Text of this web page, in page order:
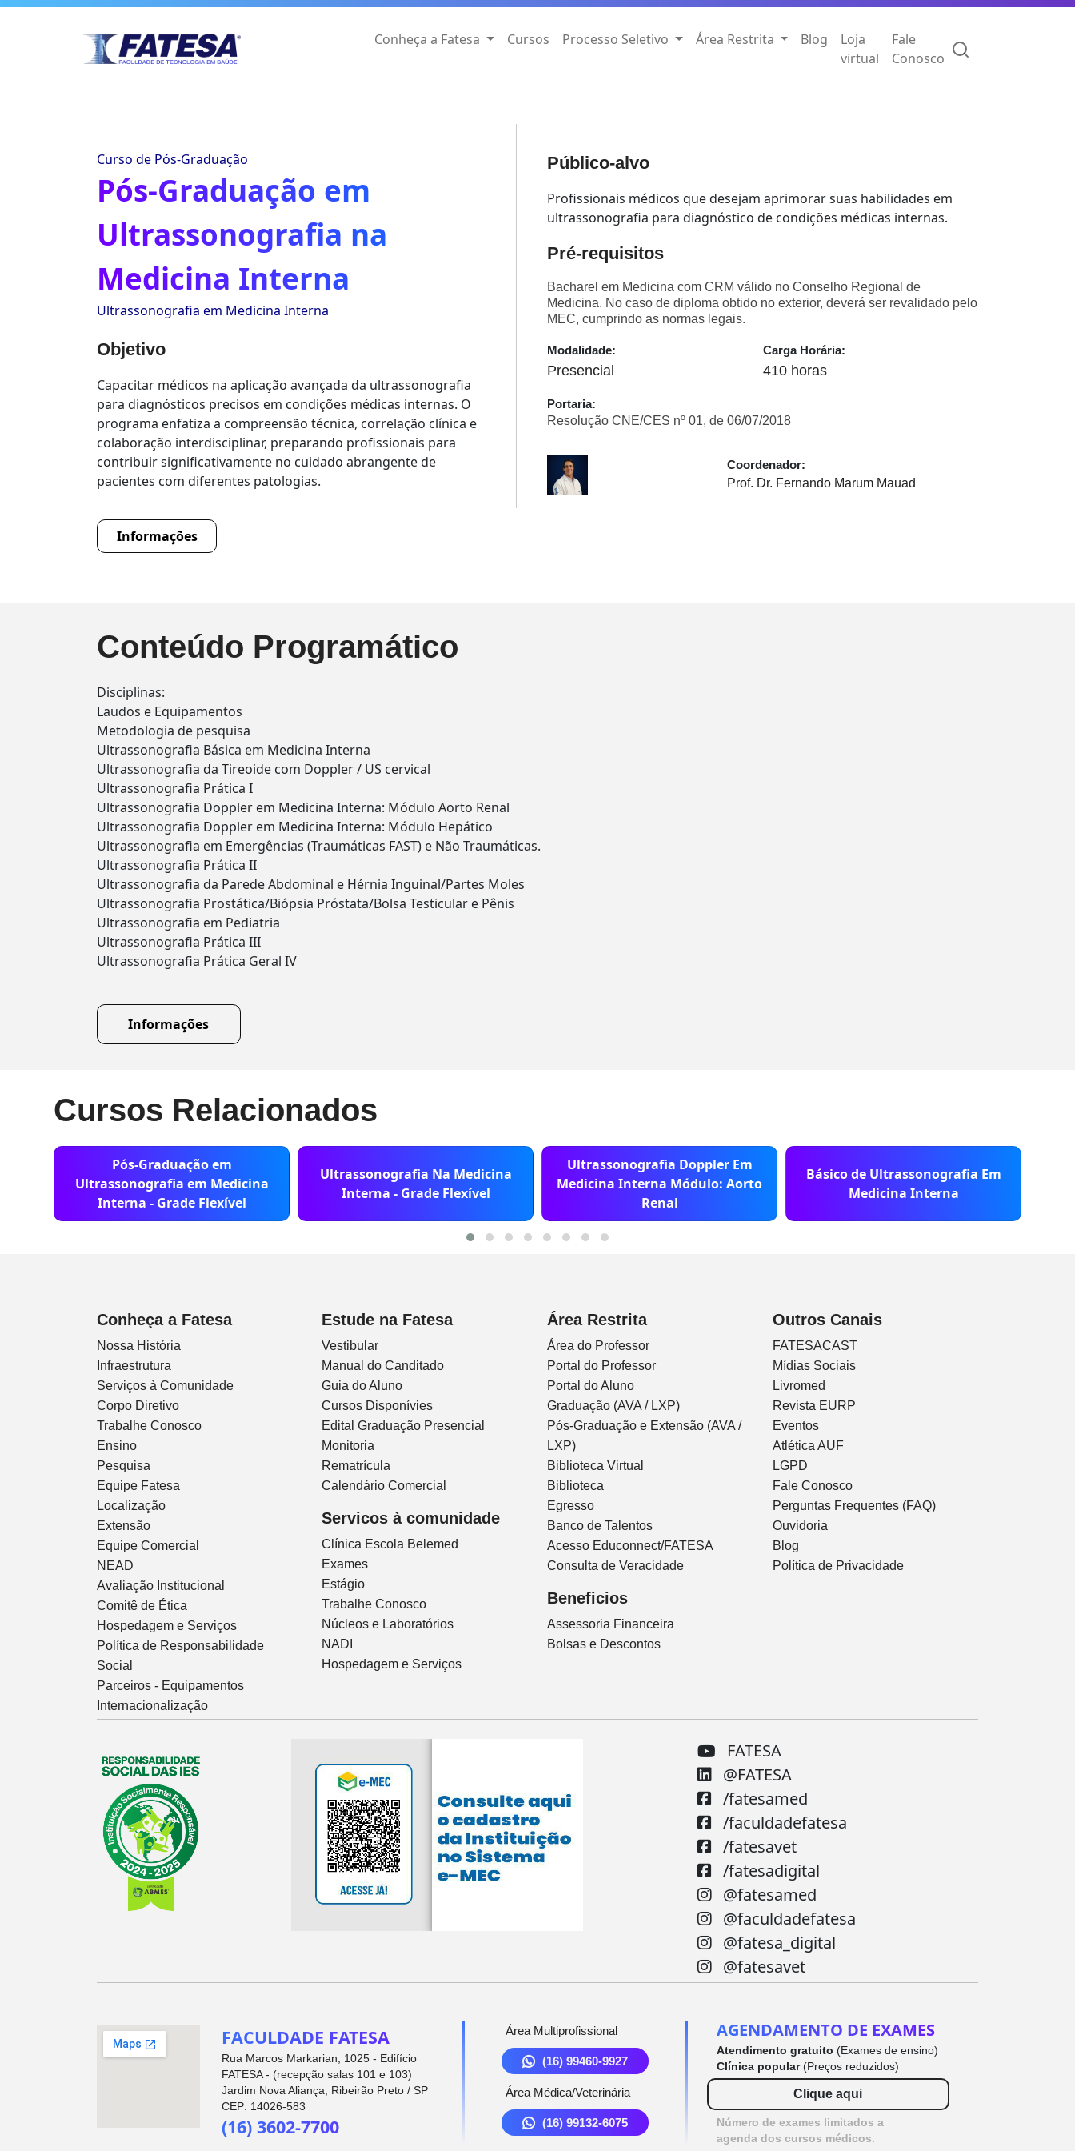
Conheça a Fatesa Cursos Processo Seletivo Área Restrita Blog
Loja
virtual
Fale
Conosco
Curso de Pós-Graduação
Pós-Graduação em
Ultrassonografia na
Medicina Interna
Ultrassonografia em Medicina Interna
Objetivo
Capacitar médicos na aplicação avançada da ultrassonografia
para diagnósticos precisos em condições médicas internas. O
programa enfatiza a compreensão técnica, correlação clínica e
colaboração interdisciplinar, preparando profissionais para
contribuir significativamente no cuidado abrangente de
pacientes com diferentes patologias.
Informações
Público-alvo
Profissionais médicos que desejam aprimorar suas habilidades em
ultrassonografia para diagnóstico de condições médicas internas.
Pré-requisitos
Bacharel em Medicina com CRM válido no Conselho Regional de
Medicina. No caso de diploma obtido no exterior, deverá ser revalidado pelo
MEC, cumprindo as normas legais.
Modalidade:
Presencial
Carga Horária:
410 horas
Portaria:
Resolução CNE/CES nº 01, de 06/07/2018
Coordenador:
Prof. Dr. Fernando Marum Mauad
Conteúdo Programático
Disciplinas:
Laudos e Equipamentos
Metodologia de pesquisa
Ultrassonografia Básica em Medicina Interna
Ultrassonografia da Tireoide com Doppler / US cervical
Ultrassonografia Prática I
Ultrassonografia Doppler em Medicina Interna: Módulo Aorto Renal
Ultrassonografia Doppler em Medicina Interna: Módulo Hepático
Ultrassonografia em Emergências (Traumáticas FAST) e Não Traumáticas.
Ultrassonografia Prática II
Ultrassonografia da Parede Abdominal e Hérnia Inguinal/Partes Moles
Ultrassonografia Prostática/Biópsia Próstata/Bolsa Testicular e Pênis
Ultrassonografia em Pediatria
Ultrassonografia Prática III
Ultrassonografia Prática Geral IV
Informações
Cursos Relacionados
Pós-Graduação em
Ultrassonografia em Medicina
Interna - Grade Flexível
Ultrassonografia Na Medicina
Interna - Grade Flexível
Ultrassonografia Doppler Em
Medicina Interna Módulo: Aorto
Renal
Básico de Ultrassonografia Em
Medicina Interna
Conheça a Fatesa
Nossa História
Infraestrutura
Serviços à Comunidade
Corpo Diretivo
Trabalhe Conosco
Ensino
Pesquisa
Equipe Fatesa
Localização
Extensão
Equipe Comercial
NEAD
Avaliação Institucional
Comitê de Ética
Hospedagem e Serviços
Política de Responsabilidade
Social
Parceiros - Equipamentos
Internacionalização
Estude na Fatesa
Vestibular
Manual do Canditado
Guia do Aluno
Cursos Disponívies
Edital Graduação Presencial
Monitoria
Rematrícula
Calendário Comercial
Servicos à comunidade
Clínica Escola Belemed
Exames
Estágio
Trabalhe Conosco
Núcleos e Laboratórios
NADI
Hospedagem e Serviços
Área Restrita
Área do Professor
Portal do Professor
Portal do Aluno
Graduação (AVA / LXP)
Pós-Graduação e Extensão (AVA /
LXP)
Biblioteca Virtual
Biblioteca
Egresso
Banco de Talentos
Acesso Educonnect/FATESA
Consulta de Veracidade
Beneficios
Assessoria Financeira
Bolsas e Descontos
Outros Canais
FATESACAST
Mídias Sociais
Livromed
Revista EURP
Eventos
Atlética AUF
LGPD
Fale Conosco
Perguntas Frequentes (FAQ)
Ouvidoria
Blog
Política de Privacidade
FATESA
@FATESA
/fatesamed
/faculdadefatesa
/fatesavet
/fatesadigital
@fatesamed
@faculdadefatesa
@fatesa_digital
@fatesavet
FACULDADE FATESA
Rua Marcos Markarian, 1025 - Edifício
FATESA - (recepção salas 101 e 103)
Jardim Nova Aliança, Ribeirão Preto / SP
CEP: 14026-583
(16) 3602-7700
Área Multiprofissional
(16) 99460-9927
Área Médica/Veterinária
(16) 99132-6075
AGENDAMENTO DE EXAMES
Atendimento gratuito (Exames de ensino)
Clínica popular(Preços reduzidos)
Clique aqui
Número de exames limitados a
agenda dos cursos médicos.